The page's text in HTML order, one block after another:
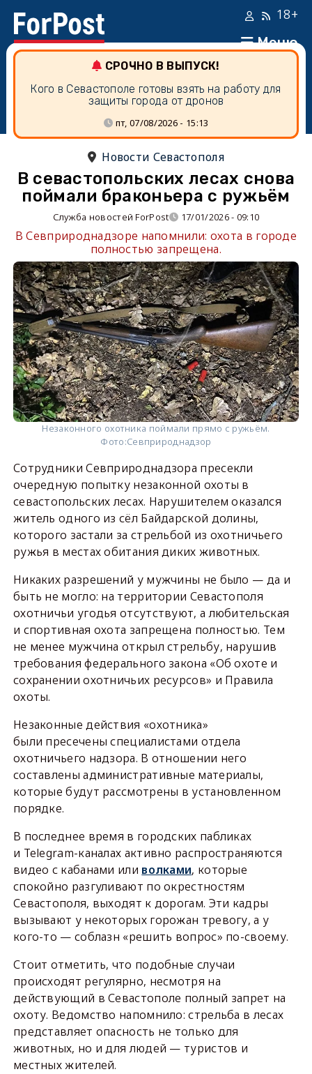
Меню
18+
СРОЧНО В ВЫПУСК!
Кого в Севастополе готовы взять на работу для
защиты города от дронов
пт, 07/08/2026 - 15:13
Новости Севастополя
В севастопольских лесах снова
поймали браконьера с ружьём
Служба новостей ForPost 17/01/2026 - 09:10
В Севприроднадзоре напомнили: охота в городе
полностью запрещена.
Незаконного охотника поймали прямо с ружьём.
Фото:Севприроднадзор
Сотрудники Севприроднадзора пресекли
очередную попытку незаконной охоты в
севастопольских лесах. Нарушителем оказался
житель одного из сёл Байдарской долины,
которого застали за стрельбой из охотничьего
ружья в местах обитания диких животных.
Никаких разрешений у мужчины не было — да и
быть не могло: на территории Севастополя
охотничьи угодья отсутствуют, а любительская
и спортивная охота запрещена полностью. Тем
не менее мужчина открыл стрельбу, нарушив
требования федерального закона «Об охоте и
сохранении охотничьих ресурсов» и Правила
охоты.
Незаконные действия «охотника»
были пресечены специалистами отдела
охотничьего надзора. В отношении него
составлены административные материалы,
которые будут рассмотрены в установленном
порядке.
В последнее время в городских пабликах
и Telegram-каналах активно распространяются
видео с кабанами или волками, которые
спокойно разгуливают по окрестностям
Севастополя, выходят к дорогам. Эти кадры
вызывают у некоторых горожан тревогу, а у
кого-то — соблазн «решить вопрос» по-своему.
Стоит отметить, что подобные случаи
происходят регулярно, несмотря на
действующий в Севастополе полный запрет на
охоту. Ведомство напомнило: стрельба в лесах
представляет опасность не только для
животных, но и для людей — туристов и
местных жителей.